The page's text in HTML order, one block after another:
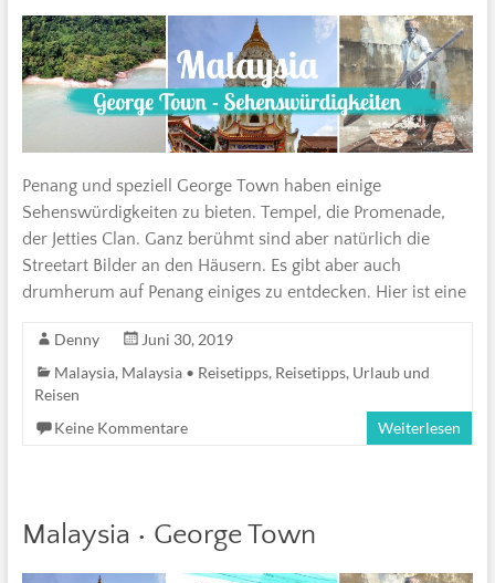
Penang und speziell George Town haben einige
Sehenswürdigkeiten zu bieten. Tempel, die Promenade,
der Jetties Clan. Ganz berühmt sind aber natürlich die
Streetart Bilder an den Häusern. Es gibt aber auch
drumherum auf Penang einiges zu entdecken. Hier ist eine
Denny
Juni 30, 2019
Malaysia, Malaysia • Reisetipps, Reisetipps, Urlaub und
Reisen
Keine Kommentare
Weiterlesen
Malaysia • George Town